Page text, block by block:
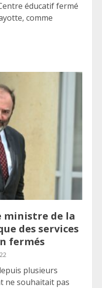
éducatif fermé
comme
ministre de la
des services
fermés
plusieurs
ne souhaitait pas